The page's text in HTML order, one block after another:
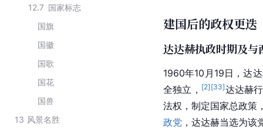
12.7 国家标志
国旗
国徽
国歌
国花
国兽
13 风景名胜
建国后的政权更迭
达达赫执政时期及与
1960年10月19日，达
全独立， [2] [33]达达赫
法权，制定国家总政策
政党 ，达达赫当选为